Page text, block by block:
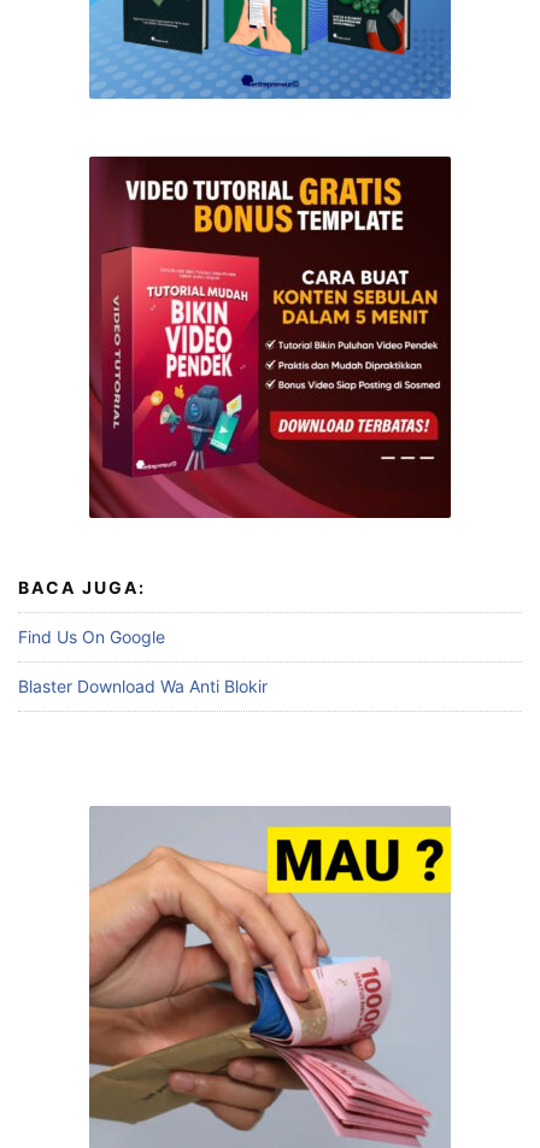
BACA JUGA:
Find Us On Google
Blaster Download Wa Anti Blokir